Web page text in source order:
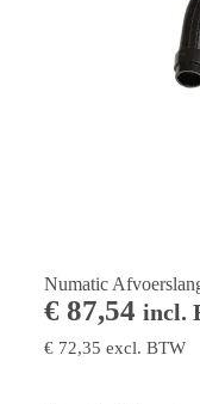
Numatic
€87,54 incl.
€72,35 excl. BTW